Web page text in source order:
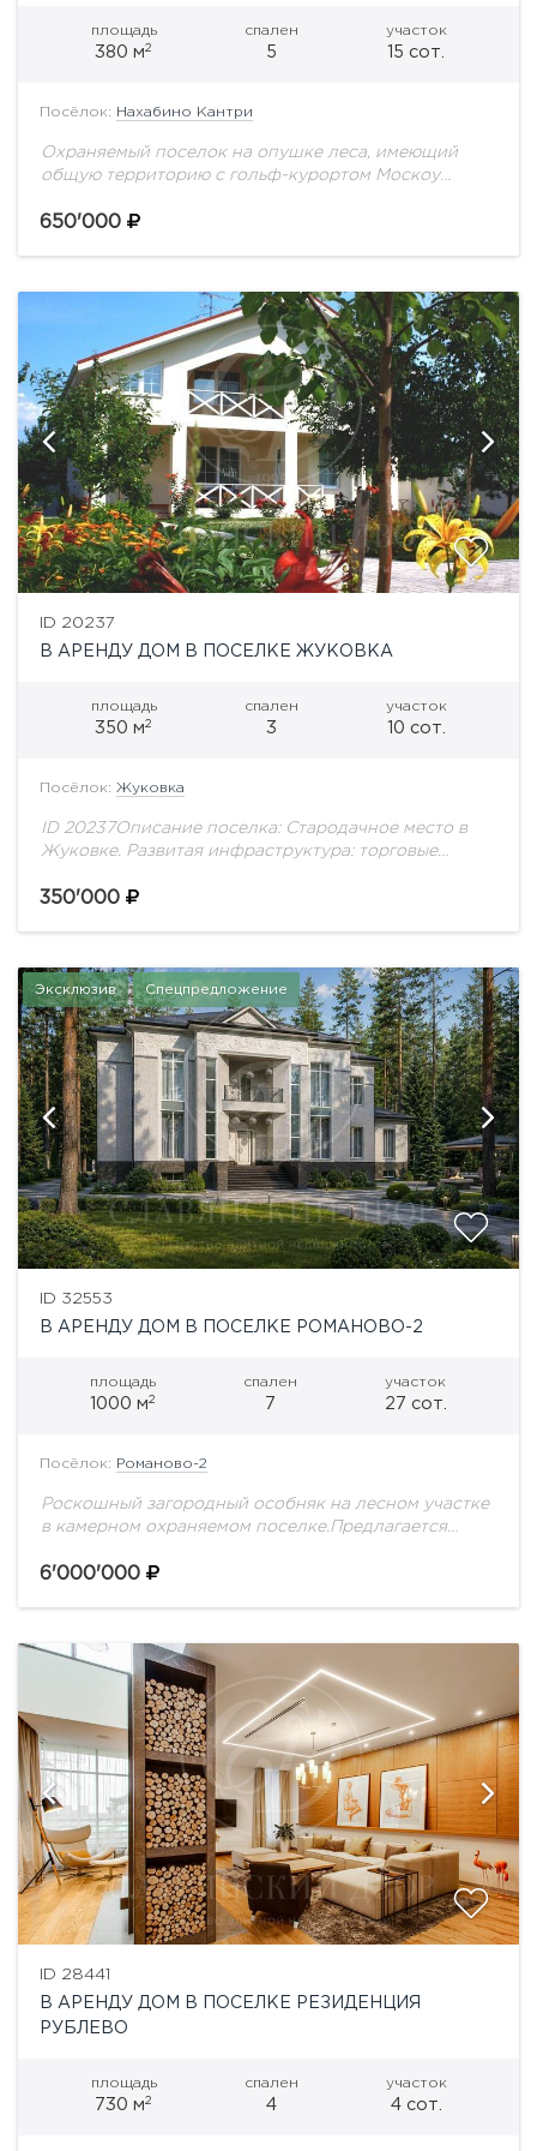
площадь
380 м2
спален
5
участок
15 сот.
Посёлок: Нахабино Кантри
Охраняемый поселок на опушке леса, имеющий
общую территорию с гольф-курортом Москоу
инфраструктура поселка: несколько ресторанов и
650'000
ID 20237
В АРЕНДУ ДОМ В ПОСЕЛКЕ ЖУКОВКА
площадь
350 м2
спален
3
участок
10 сот.
Посёлок: Жуковка
ID 20237Описание поселка: Стародачное место в
Жуковке. Развитая инфраструктура: торговые
другое. В поселке 2 детские площадки,
350'000
Эксклюзив Спецпредложение
ID 32553
В АРЕНДУ ДОМ В ПОСЕЛКЕ РОМАНОВО-2
площадь
1000 м2
спален
7
участок
27 сот.
Посёлок: Романово-2
Роскошный загородный особняк на лесном участке
в камерном охраняемом поселке.Предлагается
архитектуру, изысканные интерьеры и высокий
6'000'000
ID 28441
В АРЕНДУ ДОМ В ПОСЕЛКЕ РЕЗИДЕНЦИЯ
РУБЛЕВО
площадь
730 м2
спален
4
участок
4 сот.